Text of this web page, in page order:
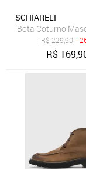
SCHIARELI
Bota Coturno
R$229,90 -
R$